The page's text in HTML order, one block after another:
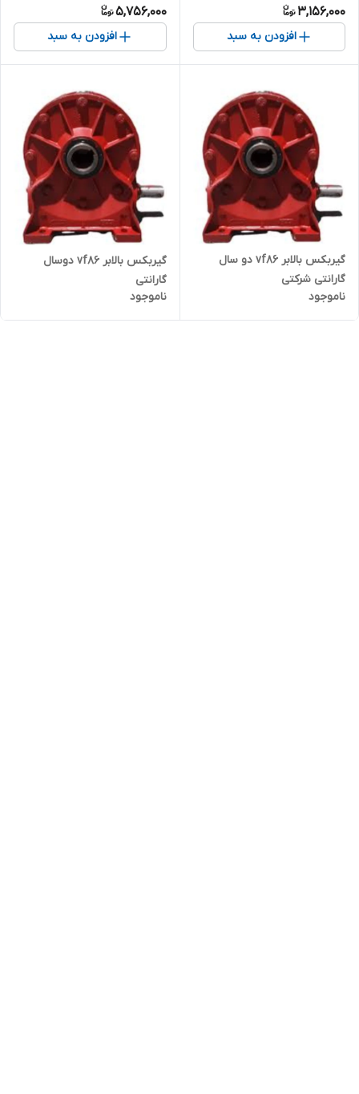
3,156,000
افزودن به سبد
5,756,000
افزودن به سبد
گیربکس بالابر vf86 دو سال
گارانتی شرکتی
ناموجود
گیربکس بالابر vf86 دوسال
گارانتی
ناموجود